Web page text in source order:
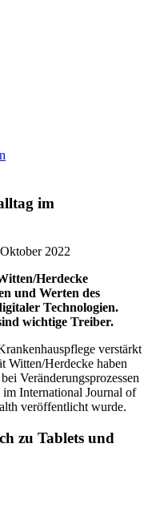
im
2022
Herdecke
und Werten des
Technologien.
wichtige Treiber.
verstärkt
Witten/Herdecke haben
Veränderungsprozessen
International Journal of
veröffentlicht wurde.
zu Tablets und